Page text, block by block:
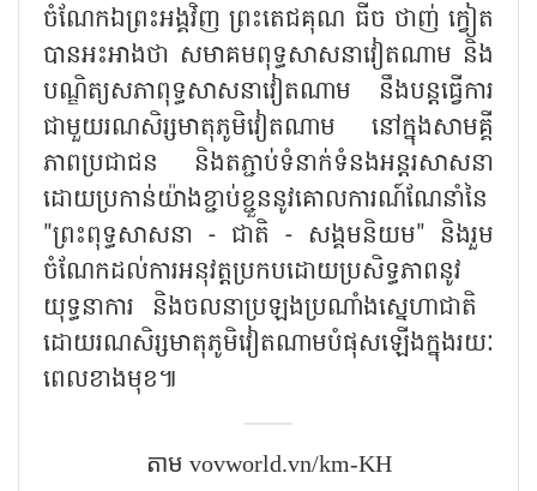
ចំណែក​ឯ​ព្រះអង្គ​វិញ ព្រះតេជគុណ ធីច ថាញ់ ក្វៀត
បាន​អះអាង​ថា សមាគម​ពុទ្ធសាសនា​វៀតណាម និង​
បណ្ឌិត្យសភា​ពុទ្ធសាសនា​វៀតណាម នឹង​បន្ត​ធ្វើការ​
ជាមួយ​រណសិរ្ស​មាតុភូមិ​វៀតណាម នៅ​ក្នុងសាមគ្គី
ភាព​ប្រជាជន និង​តភ្ជាប់​ទំនាក់ទំនង​អន្តរ​សាសនា
ដោយ​ប្រកាន់យ៉ាង​ខ្ជាប់ខ្ជួន​នូវ​គោលការណ៍​ណែនាំ​នៃ
"ព្រះពុទ្ធសាសនា - ជាតិ - សង្គមនិយម" និង​រួម
ចំណែក​ដល់​ការ​អនុវត្ត​ប្រកបដោយ​ប្រសិទ្ធភាព​នូវ​
យុទ្ធនាការ និង​ចលនាប្រឡងប្រណាំង​ស្នេហាជាតិ​ ​
ដោយ​រណសិរ្ស​មាតុភូមិ​វៀតណាមបំផុសឡើង​ក្នុង​រយៈ
ពេល​ខាងមុខ៕
តាម​ vovworld.vn/km-KH